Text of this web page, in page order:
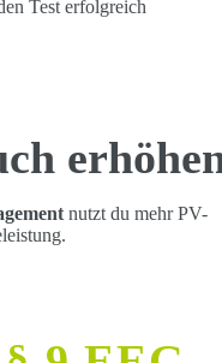
Test erfolgreich
nutzt du mehr PV-